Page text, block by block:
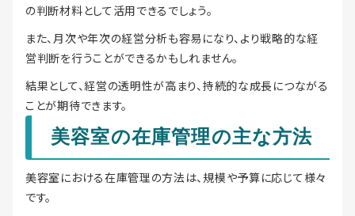
の判断材料として活用できるでしょう。
また、月次や年次の経営分析も容易になり、より戦略的な経
営判断を行うことができるかもしれません。
結果として、経営の透明性が高まり、持続的な成長につながる
ことが期待できます。
美容室の在庫管理の主な方法
美容室における在庫管理の方法は、規模や予算に応じて様々
です。